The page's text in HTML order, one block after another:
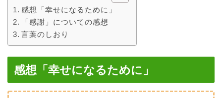
感想「幸せになるために」
「感謝」についての感想
言葉のしおり
感想「幸せになるために」